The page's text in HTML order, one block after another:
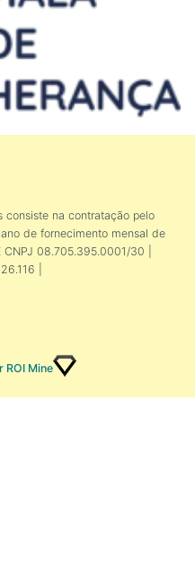
na contratação pelo
de fornecimento mensal de
08.705.395.0001/30 |
|
ROI Mine